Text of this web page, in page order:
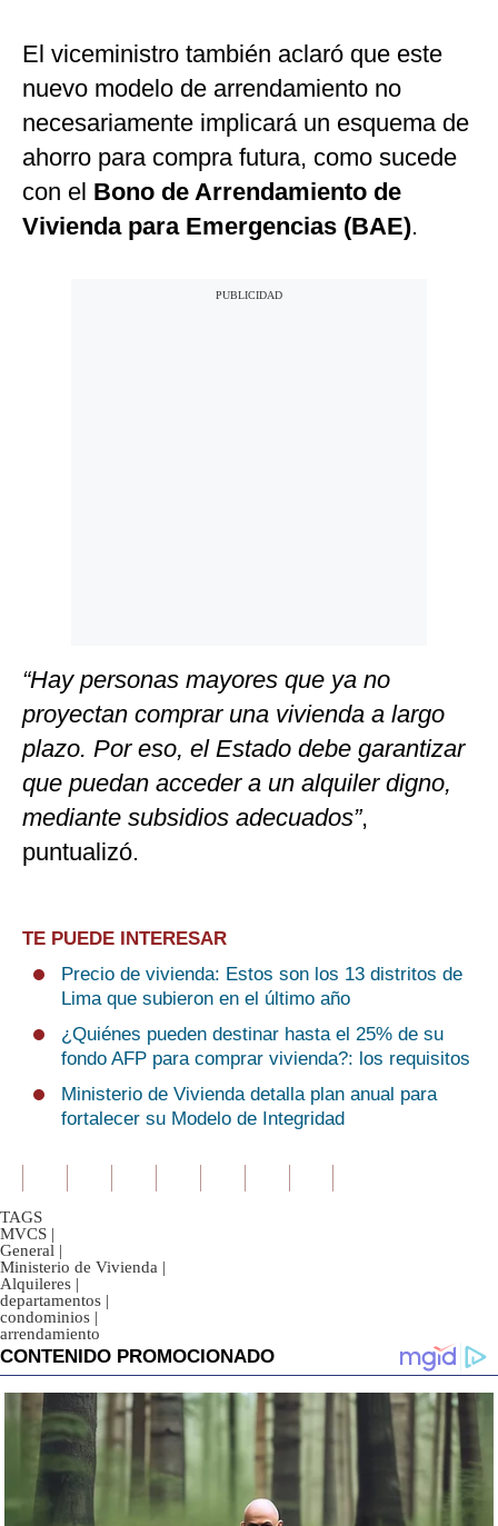
El viceministro también aclaró que este
nuevo modelo de arrendamiento no
necesariamente implicará un esquema de
ahorro para compra futura, como sucede
con el Bono de Arrendamiento de
Vivienda para Emergencias (BAE).
“Hay personas mayores que ya no
proyectan comprar una vivienda a largo
plazo. Por eso, el Estado debe garantizar
que puedan acceder a un alquiler digno,
mediante subsidios adecuados”,
puntualizó.
TE PUEDE INTERESAR
Precio de vivienda: Estos son los 13 distritos de
Lima que subieron en el último año
¿Quiénes pueden destinar hasta el 25% de su
fondo AFP para comprar vivienda?: los requisitos
Ministerio de Vivienda detalla plan anual para
fortalecer su Modelo de Integridad
TAGS
MVCS |
General |
Ministerio de Vivienda |
Alquileres |
departamentos |
condominios |
arrendamiento